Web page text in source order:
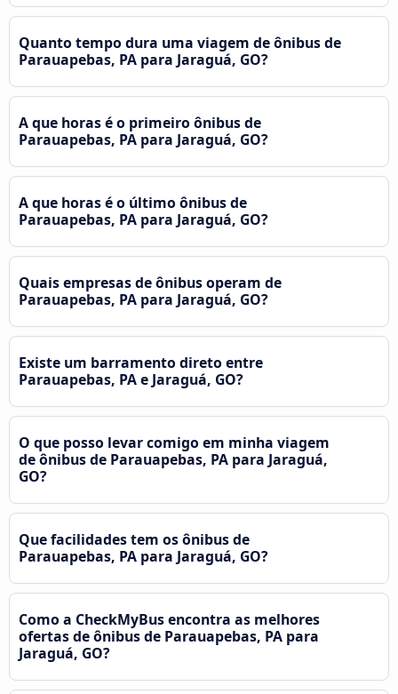
Quanto tempo dura uma viagem de ônibus de
Parauapebas, PA para Jaraguá, GO?
A que horas é o primeiro ônibus de
Parauapebas, PA para Jaraguá, GO?
A que horas é o último ônibus de
Parauapebas, PA para Jaraguá, GO?
Quais empresas de ônibus operam de
Parauapebas, PA para Jaraguá, GO?
Existe um barramento direto entre
Parauapebas, PA e Jaraguá, GO?
O que posso levar comigo em minha viagem
de ônibus de Parauapebas, PA para Jaraguá,
GO?
Que facilidades tem os ônibus de
Parauapebas, PA para Jaraguá, GO?
Como a CheckMyBus encontra as melhores
ofertas de ônibus de Parauapebas, PA para
Jaraguá, GO?